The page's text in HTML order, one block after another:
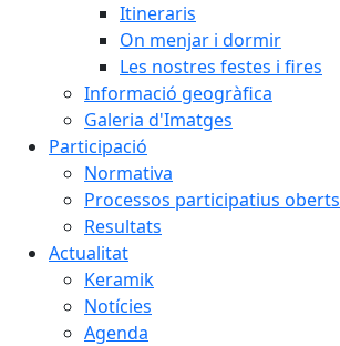
Itineraris
On menjar i dormir
Les nostres festes i fires
Informació geogràfica
Galeria d'Imatges
Participació
Normativa
Processos participatius oberts
Resultats
Actualitat
Keramik
Notícies
Agenda